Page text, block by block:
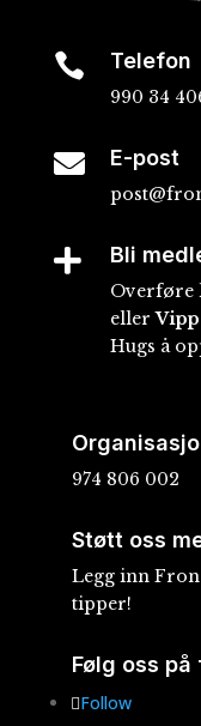
 Telefon
990 34
 E-post
 Bli
Overføre
eller
Hugs å
974 806 002
Støtt oss
Legg inn
tipper!
Følg oss
Follow